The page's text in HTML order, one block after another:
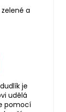
a
je
udělá
pomocí